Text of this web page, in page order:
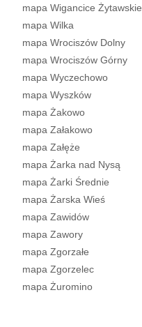
mapa Wigancice Żytawskie
mapa Wilka
mapa Wrociszów Dolny
mapa Wrociszów Górny
mapa Wyczechowo
mapa Wyszków
mapa Żakowo
mapa Załakowo
mapa Załęże
mapa Żarka nad Nysą
mapa Żarki Średnie
mapa Żarska Wieś
mapa Zawidów
mapa Zawory
mapa Zgorzałe
mapa Zgorzelec
mapa Żuromino